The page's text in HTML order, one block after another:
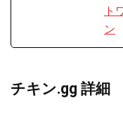
チキン.gg 詳細